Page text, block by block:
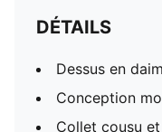
DÉTAILS
Dessus en daim
Conception
Collet cousu